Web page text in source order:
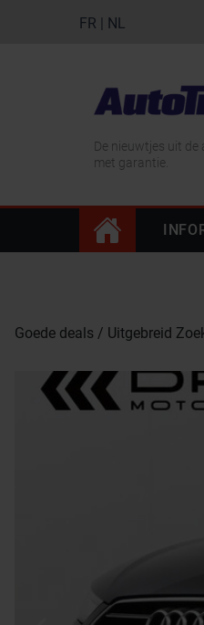
FR | NL
De nieuwtjes uit
met garantie.
Goede deals Uitgebreid